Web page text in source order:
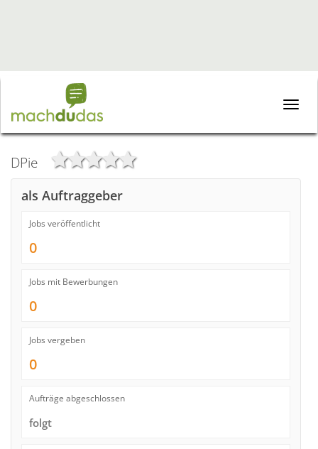
Toggle
DPie
als Auftraggeber
Jobs veröffentlicht
0
Jobs mit Bewerbungen
0
Jobs vergeben
0
Aufträge abgeschlossen
folgt